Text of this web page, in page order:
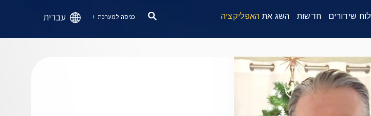
לוח שידורים חדשות השג את האפליקציה כניסה למערכת עברית